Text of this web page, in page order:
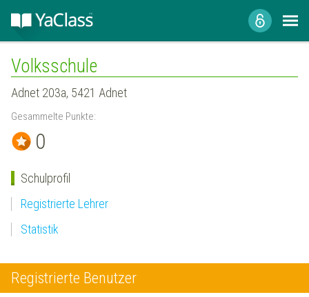
Volksschule
Adnet 203a, 5421 Adnet
Gesammelte Punkte:
0
Schulprofil
Registrierte Lehrer
Statistik
Registrierte Benutzer